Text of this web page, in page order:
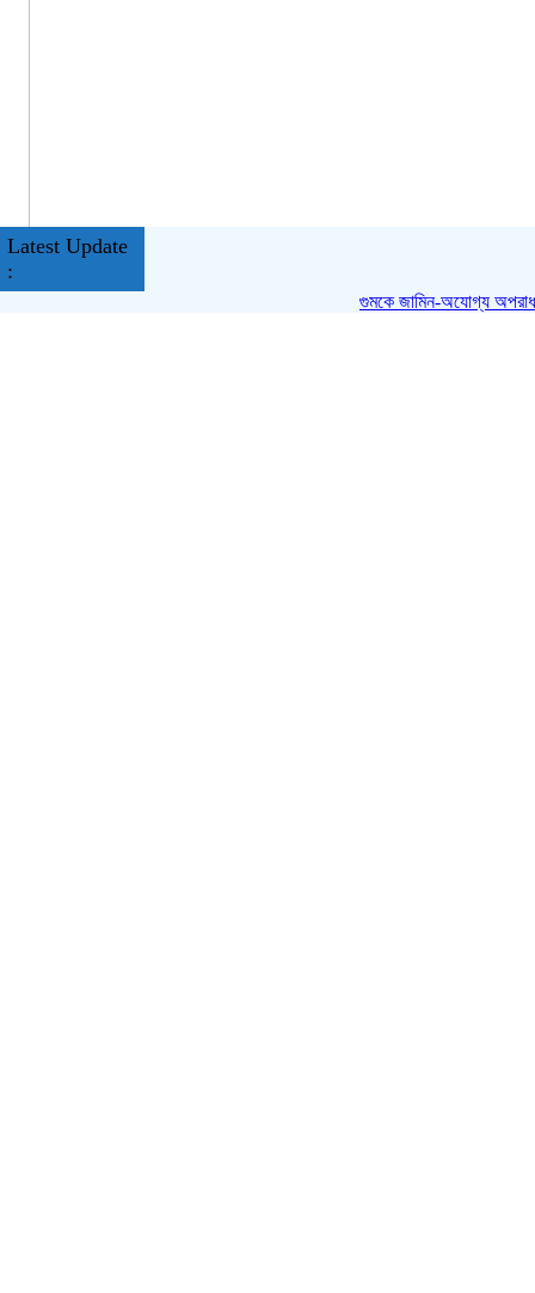
Latest Update
:
গুমকে জামিন-অযোগ্য অপরাধ